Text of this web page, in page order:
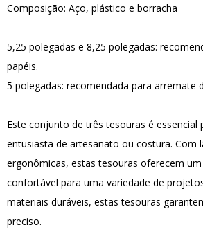
Composição: Aço, plástico e borracha
5,25 polegadas e 8,25 polegadas:
papéis.
5 polegadas: recomendada para arremate
Este conjunto de três tesouras é essencial
entusiasta de artesanato ou costura. Com
ergonômicas, estas tesouras oferecem
confortável para uma variedade de
materiais duráveis, estas tesouras
preciso.